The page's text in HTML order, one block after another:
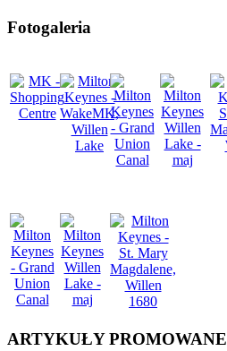
Fotogaleria
ARTYKUŁYPROMOWANE